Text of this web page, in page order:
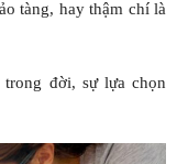
tàng, hay thậm chí là
đời, sự lựa chọn